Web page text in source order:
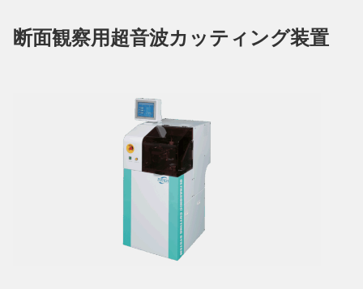
断面観察用超音波カッティング装置